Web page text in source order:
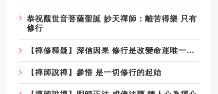
恭祝觀世音菩薩聖誕 妙天禪師：離苦得樂 只有
修行
【禪修釋疑】深信因果 修行是改變命運唯一方法
【禪師說禪】參悟 是一切修行的起始